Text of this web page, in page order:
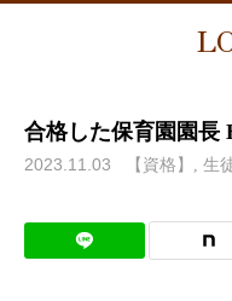
合格した保育園園長
2023.11.03 【資格】 生